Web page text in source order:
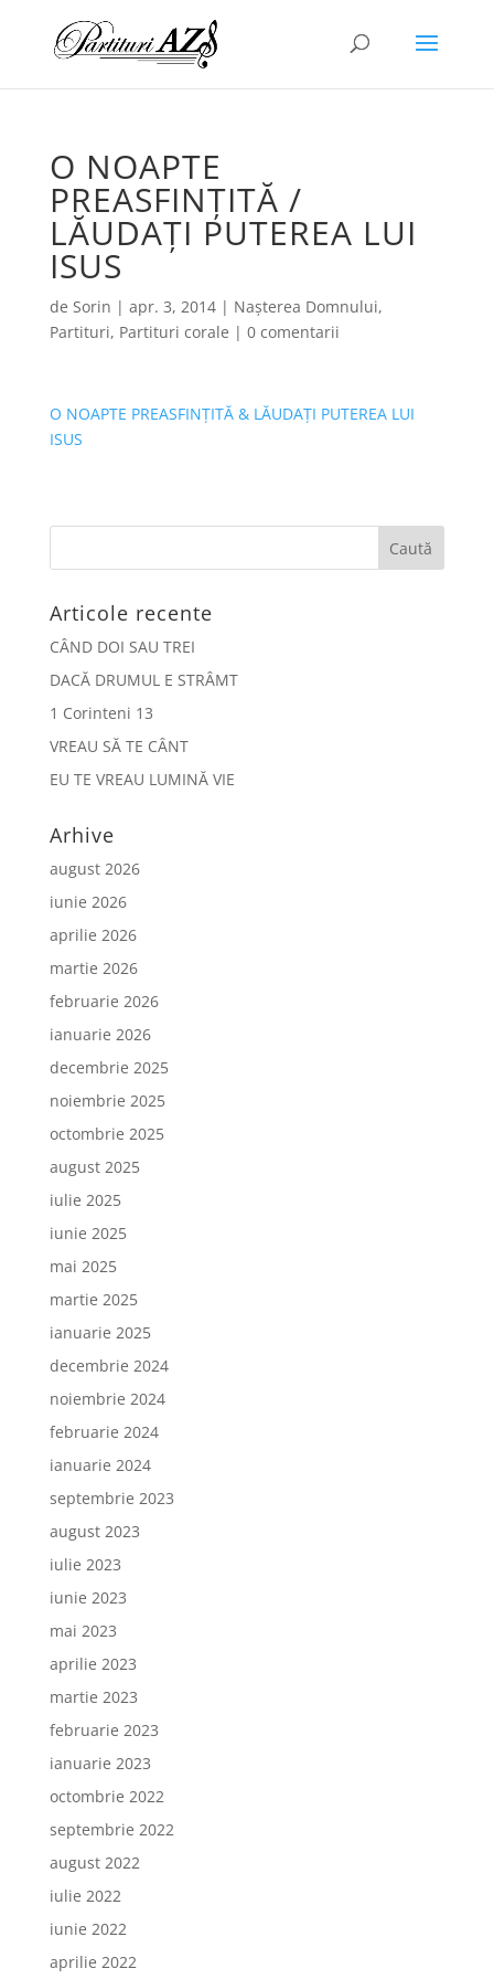
O NOAPTE
PREASFINȚITĂ /
LĂUDAȚI PUTEREA LUI
ISUS
de Sorin | apr. 3, 2014| Nașterea Domnului,
Partituri, Partituri corale | 0 comentarii
O NOAPTE PREASFINȚITĂ & LĂUDAȚI PUTEREA LUI
ISUS
Articole recente
CÂND DOI SAU TREI
DACĂ DRUMUL E STRÂMT
1 Corinteni 13
VREAU SĂ TE CÂNT
EU TE VREAU LUMINĂ VIE
Arhive
august 2026
iunie 2026
aprilie 2026
martie 2026
februarie 2026
ianuarie 2026
decembrie 2025
noiembrie 2025
octombrie 2025
august 2025
iulie 2025
iunie 2025
mai 2025
martie 2025
ianuarie 2025
decembrie 2024
noiembrie 2024
februarie 2024
ianuarie 2024
septembrie 2023
august 2023
iulie 2023
iunie 2023
mai 2023
aprilie 2023
martie 2023
februarie 2023
ianuarie 2023
octombrie 2022
septembrie 2022
august 2022
iulie 2022
iunie 2022
aprilie 2022